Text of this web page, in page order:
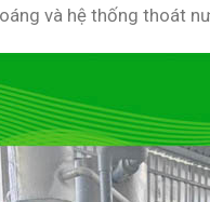
và hệ thống thoát